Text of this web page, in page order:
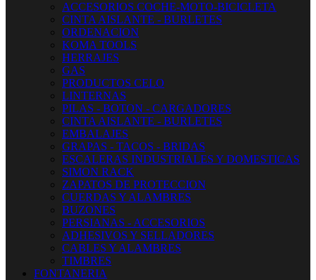
ACCESORIOS COCHE-MOTO-BICICLETA
CINTA AISLANTE - BURLETES
ORDENACION
KOMA TOOLS
HERRAJES
GAS
PRODUCTOS CELO
LINTERNAS
PILAS - BOTON - CARGADORES
CINTA AISLANTE - BURLETES
EMBALAJES
GRAPAS - TACOS - BRIDAS
ESCALERAS INDUSTRIALES Y DOMESTICAS
SIMON RACK
ZAPATOS DE PROTECCION
CUERDAS Y ALAMBRES
BUZONES
PERSIANAS - ACCESORIOS
ADHESIVOS Y SELLADORES
CABLES Y ALAMBRES
TIMBRES
FONTANERIA